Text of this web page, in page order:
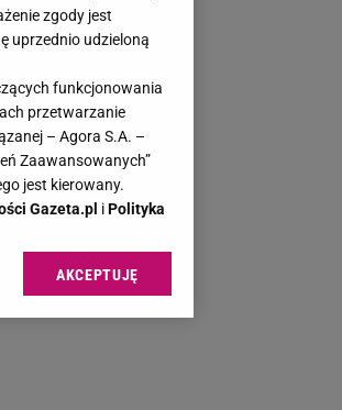
zgody jest
uprzednio udzieloną
funkcjonowania
przetwarzanie
– Agora S.A. –
Zaawansowanych”
jest kierowany.
Gazeta.pl iPolityka
sp. z o.o., jej
AKCEPTUJĘ